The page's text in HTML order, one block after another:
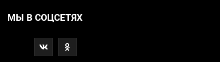
МЫ В СОЦСЕТЯХ